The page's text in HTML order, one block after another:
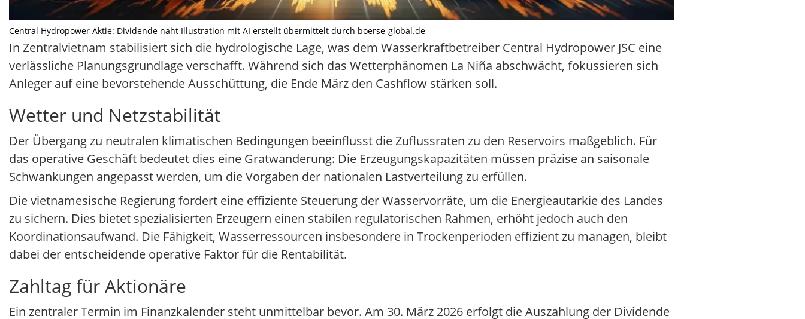
Central Hydropower Aktie: Dividende naht Illustration mit AI erstellt übermittelt durch boerse-global.de
In Zentralvietnam stabilisiert sich die hydrologische Lage, was dem Wasserkraftbetreiber Central Hydropower JSC eine
verlässliche Planungsgrundlage verschafft. Während sich das Wetterphänomen La Niña abschwächt, fokussieren sich
Anleger auf eine bevorstehende Ausschüttung, die Ende März den Cashflow stärken soll.
Wetter und Netzstabilität
Der Übergang zu neutralen klimatischen Bedingungen beeinflusst die Zuflussraten zu den Reservoirs maßgeblich. Für
das operative Geschäft bedeutet dies eine Gratwanderung: Die Erzeugungskapazitäten müssen präzise an saisonale
Schwankungen angepasst werden, um die Vorgaben der nationalen Lastverteilung zu erfüllen.
Die vietnamesische Regierung fordert eine effiziente Steuerung der Wasservorräte, um die Energieautarkie des Landes
zu sichern. Dies bietet spezialisierten Erzeugern einen stabilen regulatorischen Rahmen, erhöht jedoch auch den
Koordinationsaufwand. Die Fähigkeit, Wasserressourcen insbesondere in Trockenperioden effizient zu managen, bleibt
dabei der entscheidende operative Faktor für die Rentabilität.
Zahltag für Aktionäre
Ein zentraler Termin im Finanzkalender steht unmittelbar bevor. Am 30. März 2026 erfolgt die Auszahlung der Dividende